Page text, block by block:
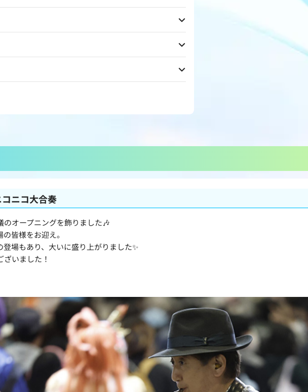
ニコ大合奏
オープニングを飾りました🎶
皆様をお迎え。
場もあり、大いに盛り上がりました✨
いました！